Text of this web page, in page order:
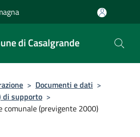
di Casalgrande
> Documenti e dati >
di supporto >
comunale (previgente 2000)